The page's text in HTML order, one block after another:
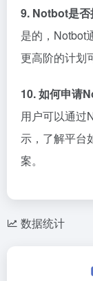
9. Notbot是否
是的，Notbot
更高阶的计划
10. 如何申请
用户可以通过
示，了解平台
案。
数据统计